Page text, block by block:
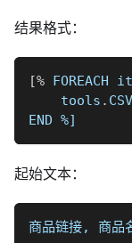
结果格式：
[% FOREACH
    tools
.
END %]
起始文本：
商品链接, 商